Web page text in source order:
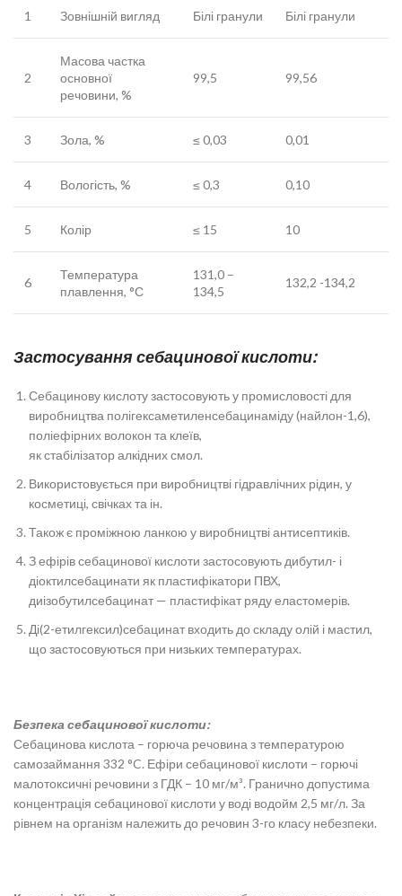
1 Зовнішній вигляд Білі гранули Білі гранули
2
Масова частка
основної
речовини, %
99,5 99,56
3 Зола, % ≤ 0,03 0,01
4 Вологість, % ≤ 0,3 0,10
5 Колір ≤ 15 10
6
Температура
плавлення, °С
131,0 –
134,5
132,2 -134,2
Застосуваннясебацинової кислоти:
Себацинову кислоту застосовують у промисловості для
виробництва полігексаметиленсебацинаміду (найлон-1,6),
поліефірних волокон та клеїв,
як стабілізатор алкідних смол.
Використовується при виробництві гідравлічних рідин, у
косметиці, свічках та ін.
Також є проміжною ланкою у виробництві антисептиків.
З ефірів себацинової кислоти застосовують дибутил- і
діоктилсебацинати як пластифікатори ПВХ,
диізобутилсебацинат — пластифікат ряду еластомерів.
Ді(2-етилгексил)себацинат входить до складу олій і мастил,
що застосовуються при низьких температурах.
Безпекасебацинової кислоти:
Себацинова кислота – горюча речовина з температурою
самозаймання 332 °C. Ефіри себацинової кислоти – горючі
малотоксичні речовини з ГДК – 10 мг/м³. Гранично допустима
концентрація себацинової кислоти у воді водойм 2,5 мг/л. За
рівнем на організм належить до речовин 3-го класу небезпеки.